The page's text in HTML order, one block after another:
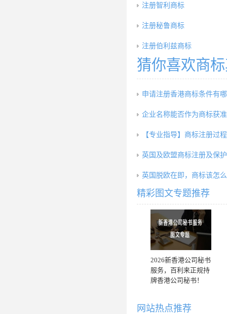
注册智利商标
注册秘鲁商标
注册伯利兹商标
猜你喜欢商
申请注册香港商标条件有
企业名称能否作为商标获
【专业指导】商标注册过
英国及欧盟商标注册及保
英国脱欧在即，商标该怎
精彩图文专题推荐
2026新香港公司秘书
服务，百利来正规持
牌香港公司秘书！
网站热点推荐